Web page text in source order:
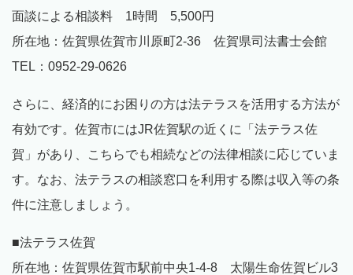
面談による相談料 1時間 5,500円
所在地：佐賀県佐賀市川原町2-36 佐賀県司法書士会館
TEL：0952-29-0626
さらに、経済的にお困りの方は法テラスを活用する方法が
有効です。佐賀市にはJR佐賀駅の近くに「法テラス佐
賀」があり、こちらでも相続などの法律相談に応じていま
す。なお、法テラスの相談窓口を利用する際は収入等の条
件に注意しましょう。
■法テラス佐賀
所在地：佐賀県佐賀市駅前中央1-4-8 太陽生命佐賀ビル3